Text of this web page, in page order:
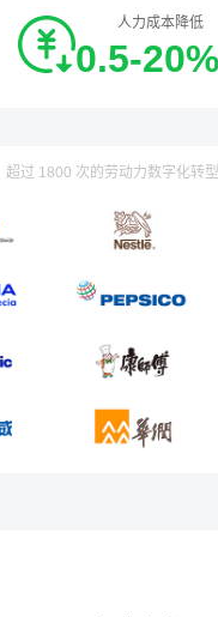
人力成本降低
0.5-20%
超过 1800 次的劳动力数字化转